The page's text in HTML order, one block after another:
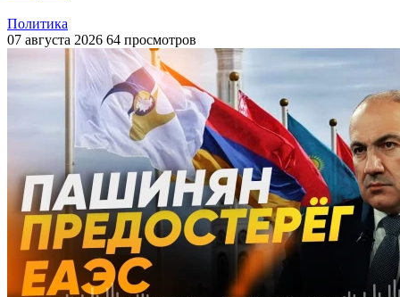
Политика
07 августа 2026 64 просмотров